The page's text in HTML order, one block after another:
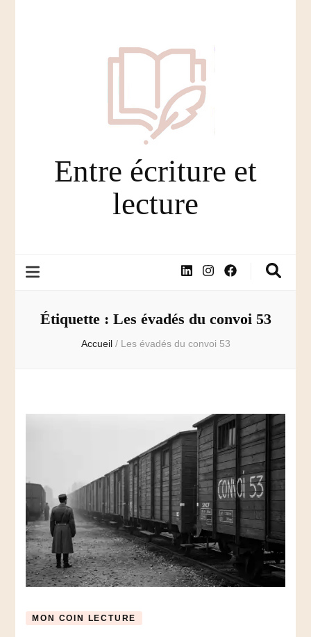
Entre écriture et
lecture
Étiquette : Les évadés du convoi 53
Accueil / Les évadés du convoi 53
MON COIN LECTURE